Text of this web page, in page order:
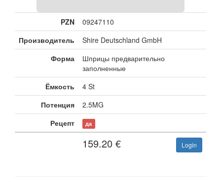
PZN
09247110
Производитель
Shire Deutschland GmbH
Форма
Шприцы предварительно
заполненные
Ёмкость
4 St
Потенция
2.5MG
Рецепт
да
159.20 € Login